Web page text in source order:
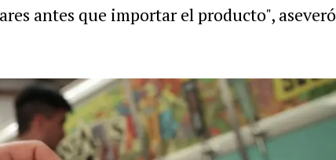
antes que importar el producto", aseveró